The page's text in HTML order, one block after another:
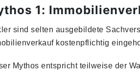
1:
sind selten ausgebildete
kostenpflichtig
Mythos entspricht teilweise der